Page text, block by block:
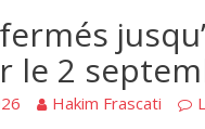
le 2
Hakim Frascati